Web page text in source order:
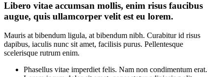
Libero vitae accumsan mollis, enim risus faucibus
augue, quis ullamcorper velit est eu lorem.
Mauris at bibendum ligula, at bibendum nibh. Curabitur id risus
dapibus, iaculis nunc sit amet, facilisis purus. Pellentesque
scelerisque rutrum enim.
Phasellus vitae imperdiet felis. Nam non condimentum erat.